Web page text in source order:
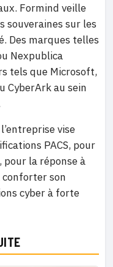
Formind veille
souveraines sur les
Des marques telles
Nexpublica
tels que Microsoft,
CyberArk au sein
vise
PACS, pour
pour la réponse à
conforter son
cyber à forte